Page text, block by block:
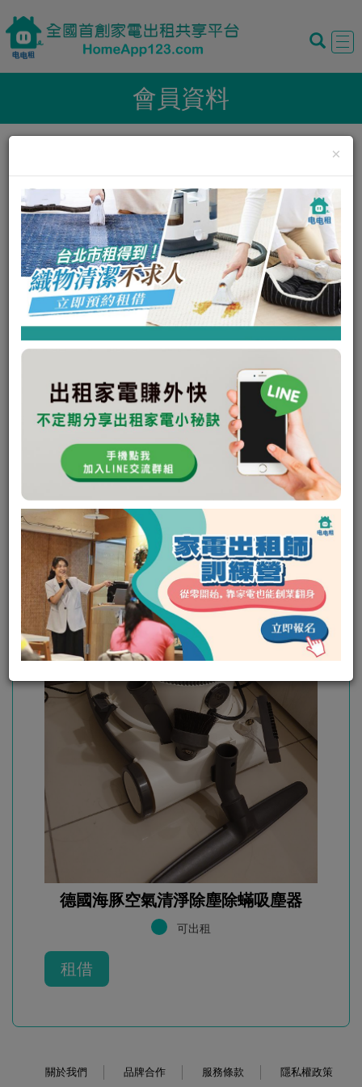
會員資料
暱稱: 陳儷心
性別: 男
我的評價:
我的狀態: 正常
取消次數: 0
德國海豚空氣清淨除塵除蟎吸塵器
可出租
租借
×
關於我們 品牌合作 服務條款 隱私權政策